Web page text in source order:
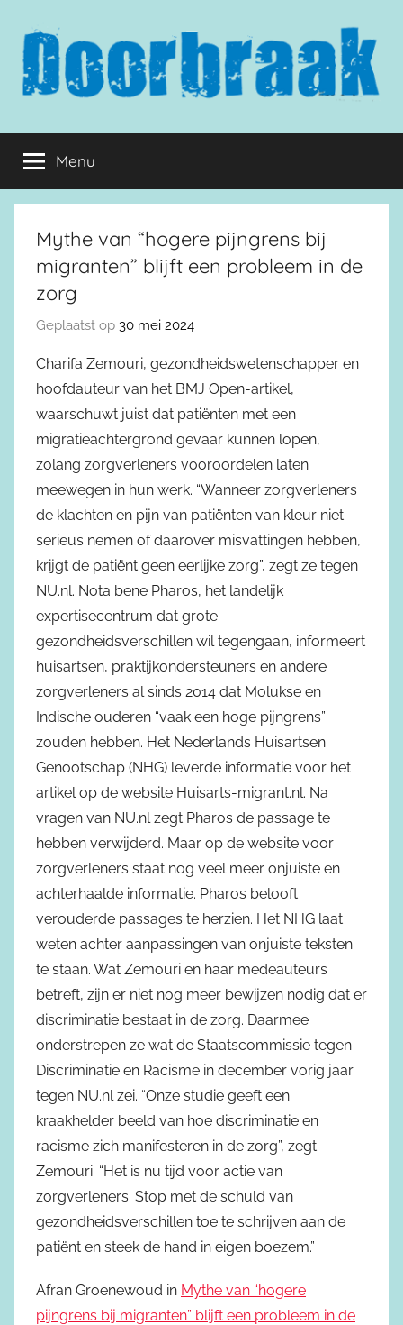
inhoud
springen
Doorbraak.eu
Menu
Mythe van “hogere pijngrens bij
migranten” blijft een probleem in de
zorg
Geplaatst op 30 mei 2024
Charifa Zemouri, gezondheidswetenschapper en
hoofdauteur van het BMJ Open-artikel,
waarschuwt juist dat patiënten met een
migratieachtergrond gevaar kunnen lopen,
zolang zorgverleners vooroordelen laten
meewegen in hun werk. “Wanneer zorgverleners
de klachten en pijn van patiënten van kleur niet
serieus nemen of daarover misvattingen hebben,
krijgt de patiënt geen eerlijke zorg”, zegt ze tegen
NU.nl. Nota bene Pharos, het landelijk
expertisecentrum dat grote
gezondheidsverschillen wil tegengaan, informeert
huisartsen, praktijkondersteuners en andere
zorgverleners al sinds 2014 dat Molukse en
Indische ouderen “vaak een hoge pijngrens”
zouden hebben. Het Nederlands Huisartsen
Genootschap (NHG) leverde informatie voor het
artikel op de website Huisarts-migrant.nl. Na
vragen van NU.nl zegt Pharos de passage te
hebben verwijderd. Maar op de website voor
zorgverleners staat nog veel meer onjuiste en
achterhaalde informatie. Pharos belooft
verouderde passages te herzien. Het NHG laat
weten achter aanpassingen van onjuiste teksten
te staan. Wat Zemouri en haar medeauteurs
betreft, zijn er niet nog meer bewijzen nodig dat er
discriminatie bestaat in de zorg. Daarmee
onderstrepen ze wat de Staatscommissie tegen
Discriminatie en Racisme in december vorig jaar
tegen NU.nl zei. “Onze studie geeft een
kraakhelder beeld van hoe discriminatie en
racisme zich manifesteren in de zorg”, zegt
Zemouri. “Het is nu tijd voor actie van
zorgverleners. Stop met de schuld van
gezondheidsverschillen toe te schrijven aan de
patiënt en steek de hand in eigen boezem.”
Afran Groenewoud in Mythe van “hogere
pijngrens bij migranten” blijft een probleem in de